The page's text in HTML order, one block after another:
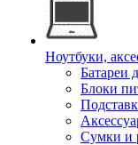
Ноутбуки,
Батареи
Блоки
Сумки и